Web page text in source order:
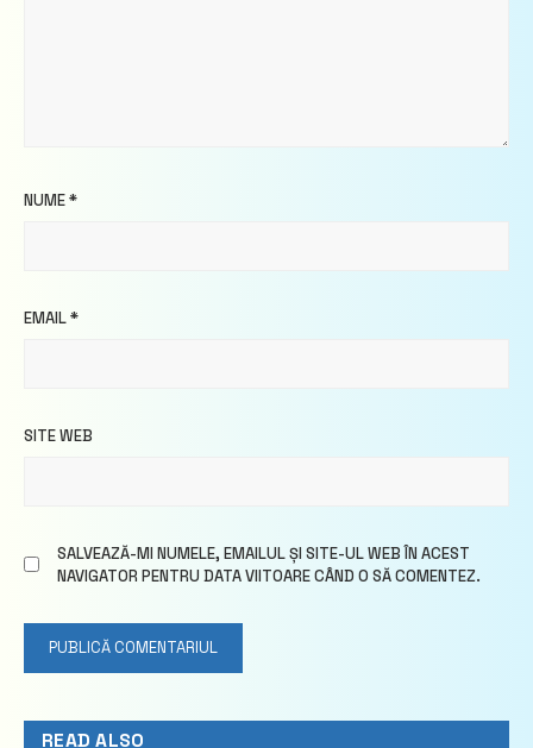
NUME*
EMAIL*
SITE WEB
SALVEAZĂ-MI NUMELE, EMAILUL ȘI SITE-UL WEB ÎN ACEST
NAVIGATOR PENTRU DATA VIITOARE CÂND O SĂ COMENTEZ.
READ ALSO